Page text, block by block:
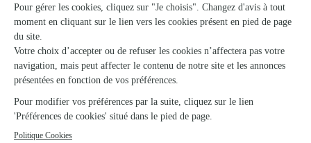
★ ★ ★ ★ ★
Ponctualité et sérieux
Ponctualité et sérieux, qualités des bouquets préparés par les
fleuristes locaux